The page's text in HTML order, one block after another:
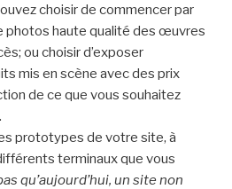
choisir de commencer par
photos haute qualité des œuvres
ou choisir d’exposer
mis en scène avec des prix
de ce que vous souhaitez
prototypes de votre site, à
terminaux que vous
qu’aujourd’hui, un site non